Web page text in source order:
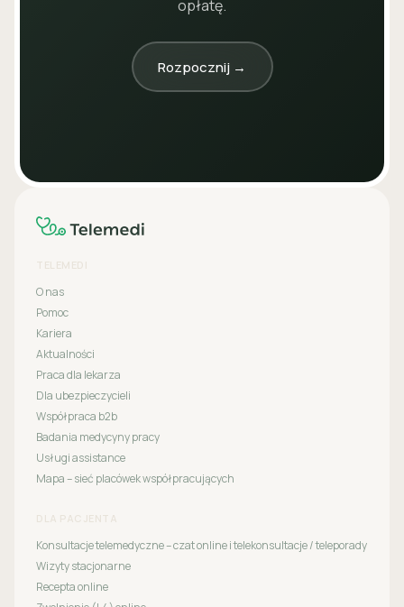
opłatę.
Rozpocznij →
TELEMEDI
O nas
Pomoc
Kariera
Aktualności
Praca dla lekarza
Dla ubezpieczycieli
Współpraca b2b
Badania medycyny pracy
Usługi assistance
Mapa – sieć placówek współpracujących
DLA PACJENTA
Konsultacje telemedyczne – czat online i telekonsultacje / teleporady
Wizyty stacjonarne
Recepta online